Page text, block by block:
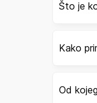
Što je
Kako
Od